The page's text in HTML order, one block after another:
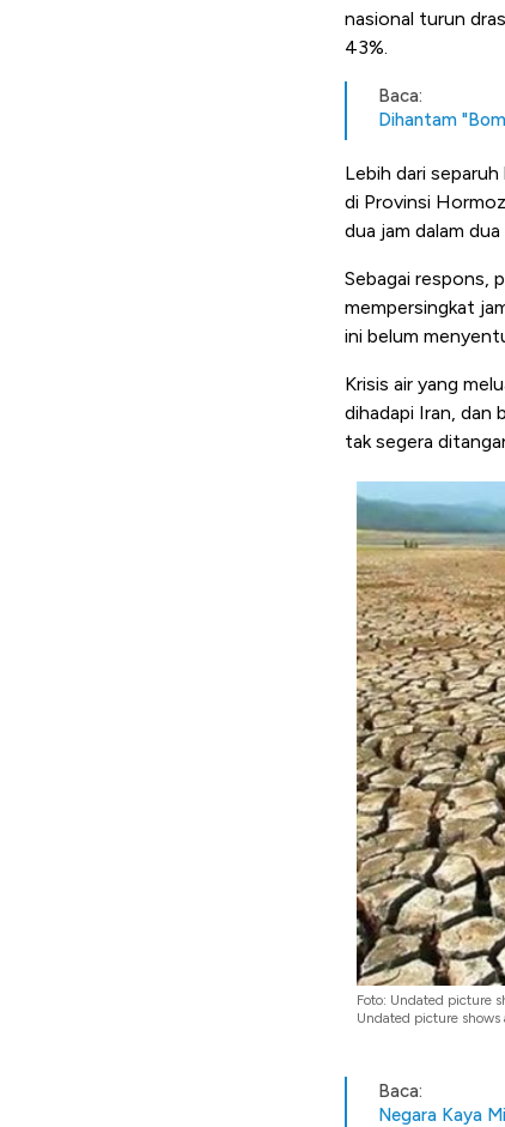
nasional turun
43%.
Baca:
Dihantam
Lebih dari
di Provinsi
dua jam dalam
Sebagai respons,
mempersingkat
ini belum
Krisis air yang
dihadapi Iran, dan
tak segera
Foto: Undated picture
Undated picture shows
Baca:
Negara Kaya